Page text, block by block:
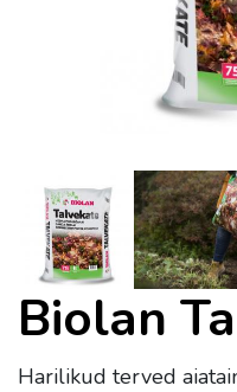
Biolan
Harilikud terved